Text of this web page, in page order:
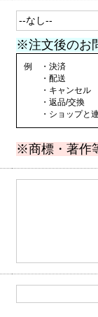
※注文後のお
例 ・決済
・配送
・キャンセル
・返品/交換
・ショップと連
※商標・著作